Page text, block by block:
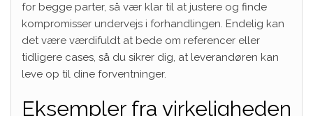
for begge parter, så vær klar til at justere og finde
kompromisser undervejs i forhandlingen. Endelig kan
det være værdifuldt at bede om referencer eller
tidligere cases, så du sikrer dig, at leverandøren kan
leve op til dine forventninger.
Eksempler fra virkeligheden